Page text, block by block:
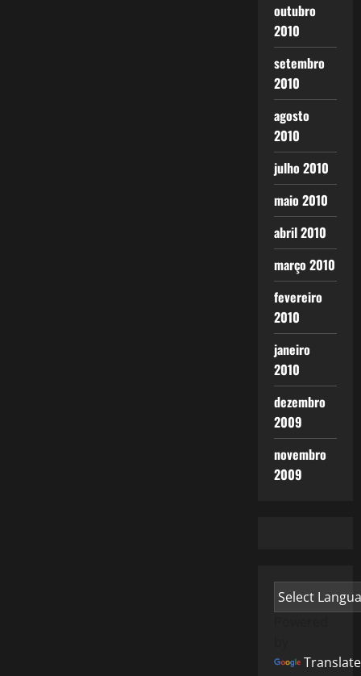
outubro
2010
setembro
2010
agosto
2010
julho 2010
maio 2010
abril 2010
março 2010
fevereiro
2010
janeiro
2010
dezembro
2009
novembro
2009
Translate